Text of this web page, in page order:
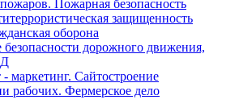
Пожарная безопасность
защищенность
оборона
дорожного движения,
маркетинг. Сайтостроение
рабочих. Фермерское дело